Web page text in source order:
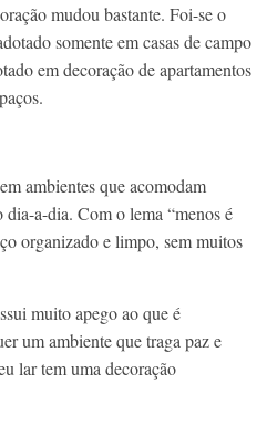
mudou bastante. Foi-se o
somente em casas de campo
em decoração de apartamentos
ambientes que acomodam
dia-a-dia. Com o lema “menos é
organizado e limpo, sem muitos
muito apego ao que é
um ambiente que traga paz e
lar tem uma decoração